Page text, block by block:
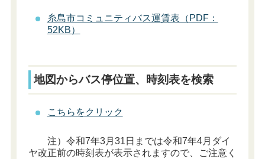
糸島市コミュニティバス運賃表（PDF：
52KB）
地図からバス停位置、時刻表を検索
こちらをクリック
注）令和7年3月31日までは令和7年4月ダイ
ヤ改正前の時刻表が表示されますので、ご注意く